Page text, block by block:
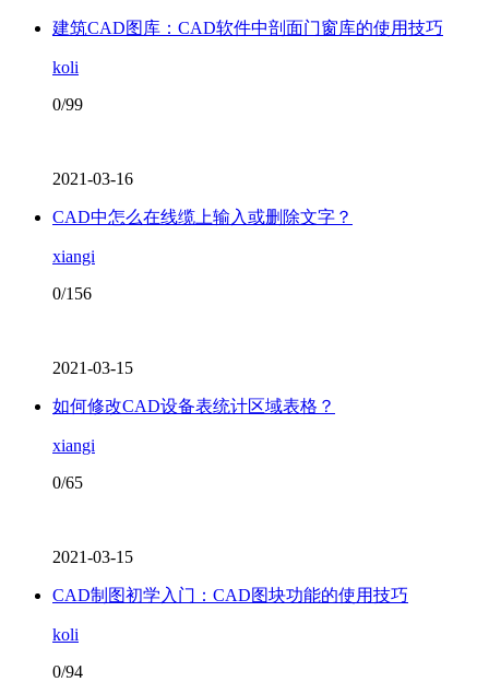
建筑CAD图库：CAD软件中剖面门窗库的使用技巧
koli
0/99
2021-03-16
CAD中怎么在线缆上输入或删除文字？
xiangi
0/156
2021-03-15
如何修改CAD设备表统计区域表格？
xiangi
0/65
2021-03-15
CAD制图初学入门：CAD图块功能的使用技巧
koli
0/94